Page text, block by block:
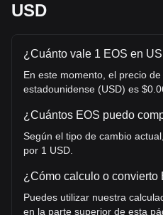
USD
¿Cuánto vale 1 EOS en
En este momento, el precio
estadounidense (USD) es
¿Cuántos EOS puedo
Según el tipo de cambio
por 1 USD.
¿Cómo calculo o convierto
Puedes utilizar nuestra
en la parte superior de esta